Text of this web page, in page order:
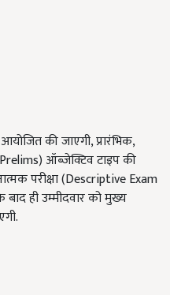
की जाएगी, प्रारंभिक,
(Prelims) ऑब्जेक्टिव टाइप की
परीक्षा (Descriptive Exam
बाद ही उम्मीदवार को मुख्य